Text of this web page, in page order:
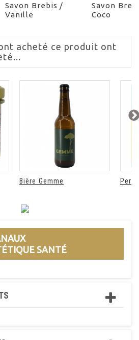
Savon Brebis /
Vanille
Savon
Coco
acheté ce produit ont
Bière Gemme
SANTÉ